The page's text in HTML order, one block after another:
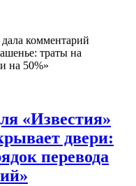
комментарий
траты на
на 50%»
«Известия»
двери:
перевода